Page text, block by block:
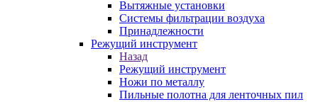
Вытяжные установки
Системы фильтрации воздуха
Принадлежности
Режущий инструмент
Назад
Режущий инструмент
Ножи по металлу
Пильные полотна для ленточных пил